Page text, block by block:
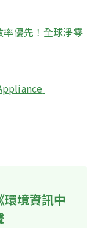
率優先！全球淨零
境資訊中